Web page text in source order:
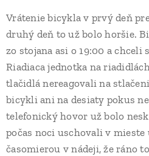
Vrátenie bicykla v prvý deň
druhý deň to už bolo horšie.
zo stojana asi o 19:00 a chceli
Riadiaca jednotka na
tlačidlá nereagovali na
bicykli ani na desiaty pokus
telefonický hovor už bolo
počas noci uschovali v mieste
časomierou v nádeji, že ráno